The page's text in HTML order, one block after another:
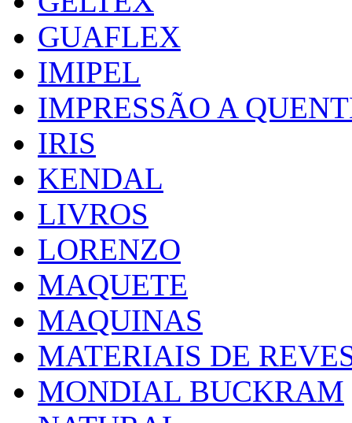
GUAFLEX
IMIPEL
IMPRESSÃO A
IRIS
KENDAL
LIVROS
LORENZO
MAQUETE
MAQUINAS
MATERIAIS DE
MONDIAL BUCKRAM